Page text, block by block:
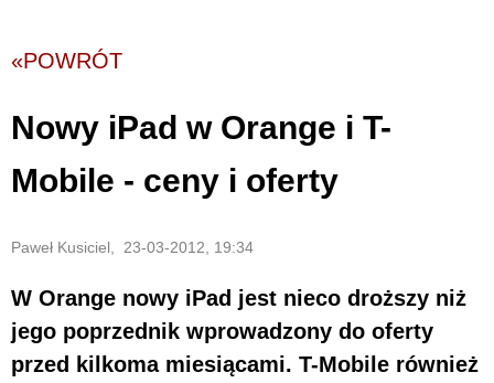
«POWRÓT
Nowy iPad w Orange i T-
Mobile - ceny i oferty
Paweł Kusiciel, 23-03-2012, 19:34
W Orange nowy iPad jest nieco droższy niż
jego poprzednik wprowadzony do oferty
przed kilkoma miesiącami. T-Mobile również